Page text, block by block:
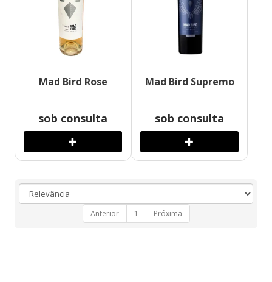
Mad Bird Rose
sob consulta
Mad Bird Supremo
sob consulta
Anterior 1 Próxima